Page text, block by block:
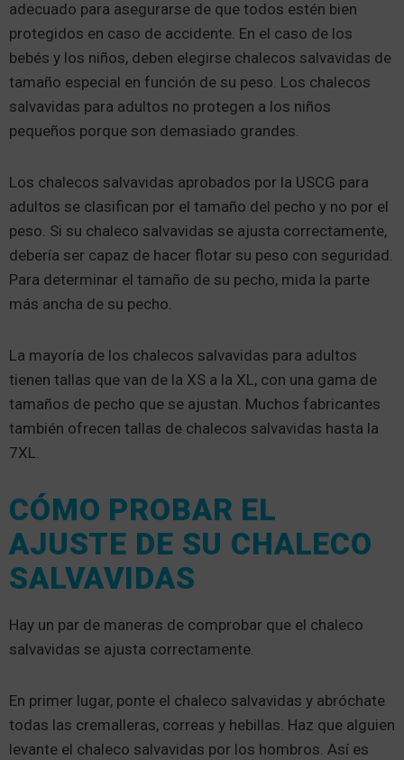
adecuado para asegurarse de que todos estén bien
protegidos en caso de accidente. En el caso de los
bebés y los niños, deben elegirse chalecos salvavidas de
tamaño especial en función de su peso. Los chalecos
salvavidas para adultos no protegen a los niños
pequeños porque son demasiado grandes.
Los chalecos salvavidas aprobados por la USCG para
adultos se clasifican por el tamaño del pecho y no por el
peso. Si su chaleco salvavidas se ajusta correctamente,
debería ser capaz de hacer flotar su peso con seguridad.
Para determinar el tamaño de su pecho, mida la parte
más ancha de su pecho.
La mayoría de los chalecos salvavidas para adultos
tienen tallas que van de la XS a la XL, con una gama de
tamaños de pecho que se ajustan. Muchos fabricantes
también ofrecen tallas de chalecos salvavidas hasta la
7XL.
CÓMO PROBAR EL
AJUSTE DE SU CHALECO
SALVAVIDAS
Hay un par de maneras de comprobar que el chaleco
salvavidas se ajusta correctamente.
En primer lugar, ponte el chaleco salvavidas y abróchate
todas las cremalleras, correas y hebillas. Haz que alguien
levante el chaleco salvavidas por los hombros. Así es